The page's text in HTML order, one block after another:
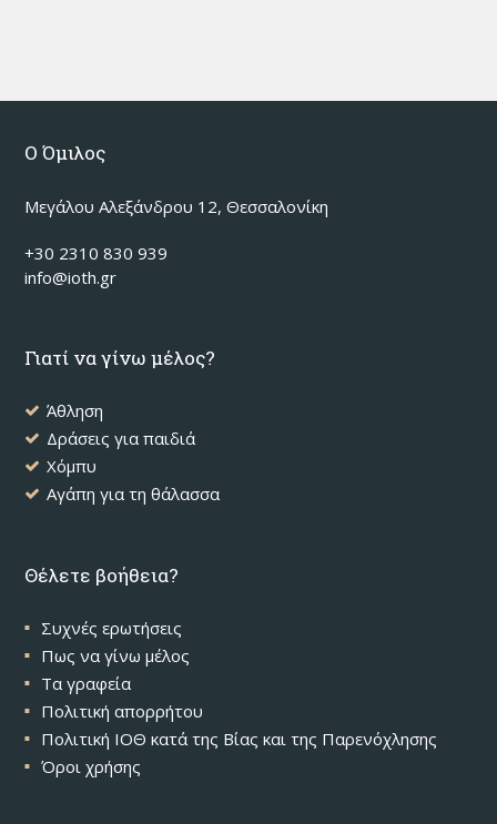
Ο Όμιλος
Μεγάλου Αλεξάνδρου 12, Θεσσαλονίκη
+30 2310 830 939
info@ioth.gr
Γιατί να γίνω μέλος?
Άθληση
Δράσεις για παιδιά
Χόμπυ
Αγάπη για τη θάλασσα
Θέλετε βοήθεια?
Συχνές ερωτήσεις
Πως να γίνω μέλος
Τα γραφεία
Πολιτική απορρήτου
Πολιτική ΙΟΘ κατά της Βίας και της Παρενόχλησης
Όροι χρήσης